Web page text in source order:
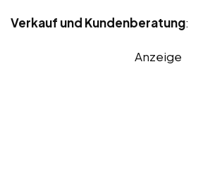
Verkauf und Kundenberatung:
Anzeige